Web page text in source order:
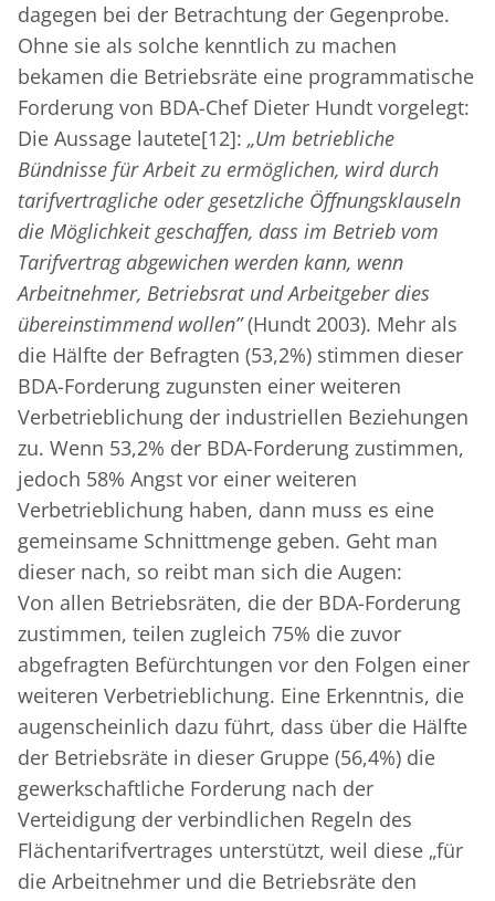
dagegen bei der Betrachtung der Gegenprobe.
Ohne sie als solche kenntlich zu machen
bekamen die Betriebsräte eine programmatische
Forderung von BDA-Chef Dieter Hundt vorgelegt:
Die Aussage lautete[12]: „Um betriebliche
Bündnisse für Arbeit zu ermöglichen, wird durch
tarifvertragliche oder gesetzliche Öffnungsklauseln
die Möglichkeit geschaffen, dass im Betrieb vom
Tarifvertrag abgewichen werden kann, wenn
Arbeitnehmer, Betriebsrat und Arbeitgeber dies
übereinstimmend wollen”(Hundt 2003). Mehr als
die Hälfte der Befragten (53,2%) stimmen dieser
BDA-Forderung zugunsten einer weiteren
Verbetrieblichung der industriellen Beziehungen
zu. Wenn 53,2% der BDA-Forderung zustimmen,
jedoch 58% Angst vor einer weiteren
Verbetrieblichung haben, dann muss es eine
gemeinsame Schnittmenge geben. Geht man
dieser nach, so reibt man sich die Augen:
Von allen Betriebsräten, die der BDA-Forderung
zustimmen, teilen zugleich 75% die zuvor
abgefragten Befürchtungen vor den Folgen einer
weiteren Verbetrieblichung. Eine Erkenntnis, die
augenscheinlich dazu führt, dass über die Hälfte
der Betriebsräte in dieser Gruppe (56,4%) die
gewerkschaftliche Forderung nach der
Verteidigung der verbindlichen Regeln des
Flächentarifvertrages unterstützt, weil diese „für
die Arbeitnehmer und die Betriebsräte den